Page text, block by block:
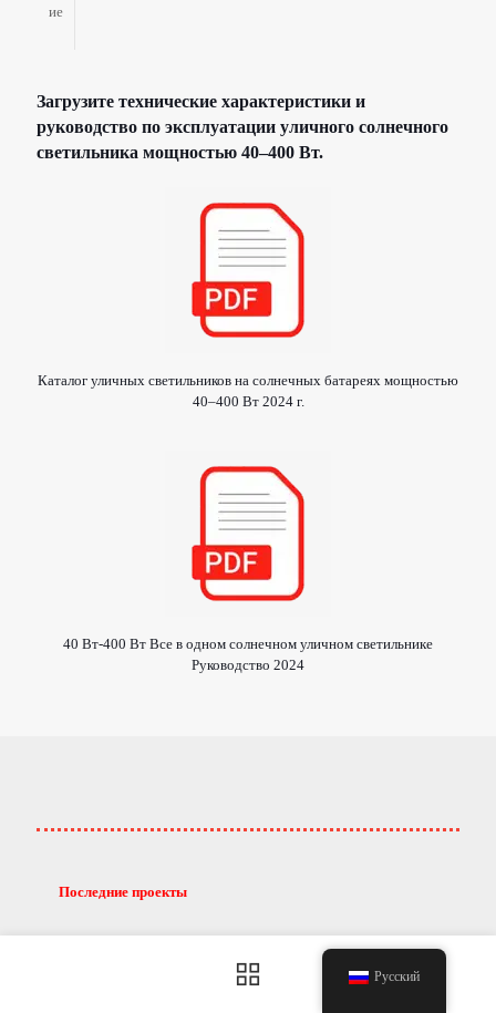
ие
Загрузите технические характеристики и
руководство по эксплуатации уличного солнечного
светильника мощностью 40–400 Вт.
Каталог уличных светильников на солнечных батареях мощностью
40–400 Вт 2024 г.
40 Вт-400 Вт Все в одном солнечном уличном светильнике
Руководство 2024
Последние проекты
Русский